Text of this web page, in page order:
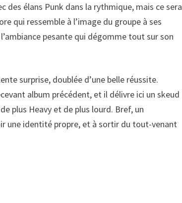
des élans Punk dans la rythmique, mais ce sera
qui ressemble à l’image du groupe à ses
pesante qui dégomme tout sur son
surprise, doublée d’une belle réussite.
album précédent, et il délivre ici un skeud
plus Heavy et de plus lourd. Bref, un
une identité propre, et à sortir du tout-venant